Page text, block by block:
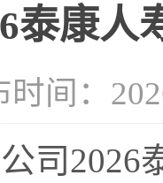
泰康人
时间：
司2026